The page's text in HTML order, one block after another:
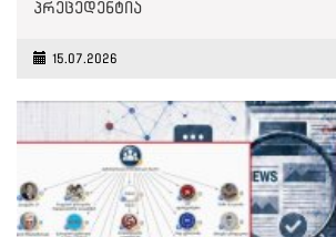
პრეცედენტია
15.07.2026